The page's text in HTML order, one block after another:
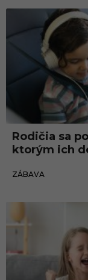
Rodičia sa
ktorým ich
ZÁBAVA